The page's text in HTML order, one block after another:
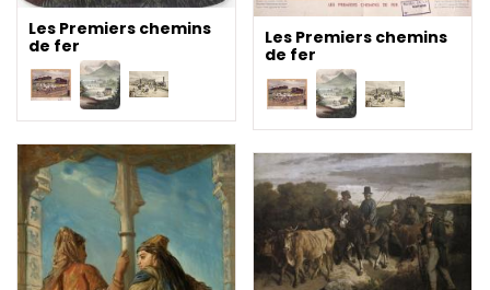
Les Premiers chemins
de fer
Les Premiers chemins
de fer